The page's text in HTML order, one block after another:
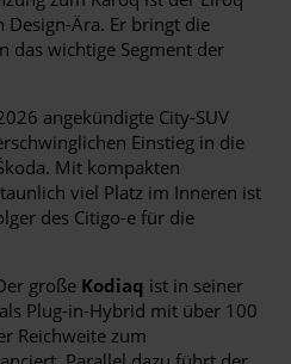
Design-Ära. Er bringt die
das wichtige Segment der
angekündigte City-SUV
Einstieg in die
Mit kompakten
viel Platz im Inneren ist
des Citigo-e für die
große Kodiaq ist in seiner
Plug-in-Hybrid mit über 100
Reichweite zum